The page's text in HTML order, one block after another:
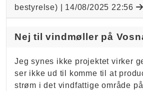
bestyrelse) | 14/08/2025 22:56
Nej til vindmøller på
Jeg synes ikke projektet virker
ser ikke ud til komme til at
strøm i det vindfattige område